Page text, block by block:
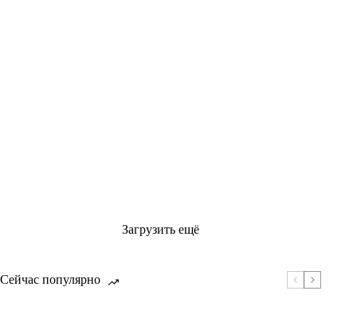
Загрузить ещё
Сейчас популярно